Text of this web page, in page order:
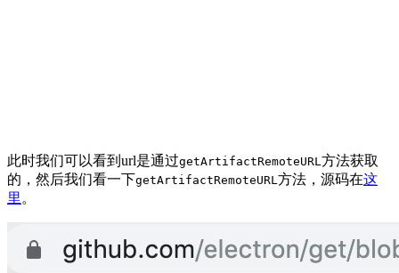
此时我们可以看到url是通过getArtifactRemoteURL 方法获取
的，然后我们看一下getArtifactRemoteURL 方法，源码在这
里 。